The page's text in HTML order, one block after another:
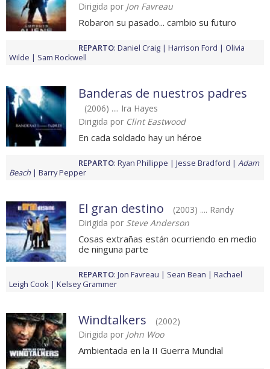
Dirigida por Jon Favreau
Robaron su pasado... cambio su futuro
REPARTO: Daniel Craig Harrison Ford
Olivia
Wilde
Sam Rockwell
Banderas de nuestros padres
(2006) .... Ira Hayes
Dirigida por Clint Eastwood
En cada soldado hay un héroe
REPARTO: Ryan Phillippe Jesse Bradford
Adam
Beach
Barry Pepper
El gran destino
(2003) .... Randy
Dirigida por Steve Anderson
Cosas extrañas están ocurriendo en medio
de ninguna parte
REPARTO: Jon Favreau Sean Bean
Rachael
Leigh Cook
Kelsey Grammer
Windtalkers
(2002)
Dirigida por John Woo
Ambientada en la II Guerra Mundial